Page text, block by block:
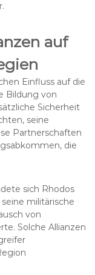
auf
Einfluss auf die
Bildung von
Sicherheit
seine
Partnerschaften
die
sich Rhodos
militärische
von
Solche Allianzen